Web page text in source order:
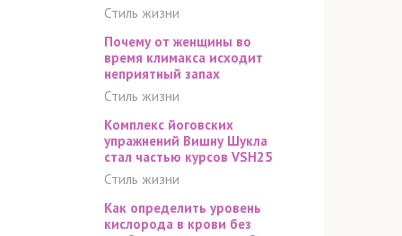
Стиль жизни
Почему от женщины во
время климакса исходит
неприятный запах
Стиль жизни
Комплекс йоговских
упражнений Вишну Шукла
стал частью курсов VSH25
Стиль жизни
Как определить уровень
кислорода в крови без